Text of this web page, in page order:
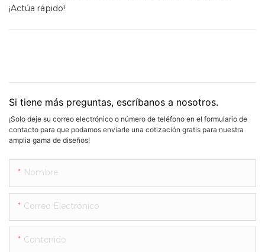
¡Actúa rápido!
Si tiene más preguntas, escríbanos a nosotros.
¡Solo deje su correo electrónico o número de teléfono en el formulario de
contacto para que podamos enviarle una cotización gratis para nuestra
amplia gama de diseños!
Nombre
Correo Electrónico
Contenido